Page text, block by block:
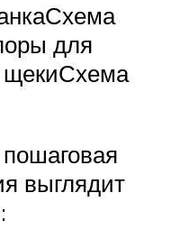
для
щекиСхема
выглядит